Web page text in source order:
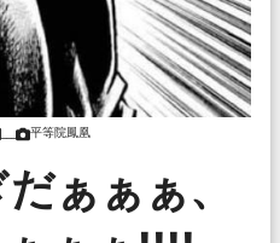
平等院鳳凰
ぁぁぁ、